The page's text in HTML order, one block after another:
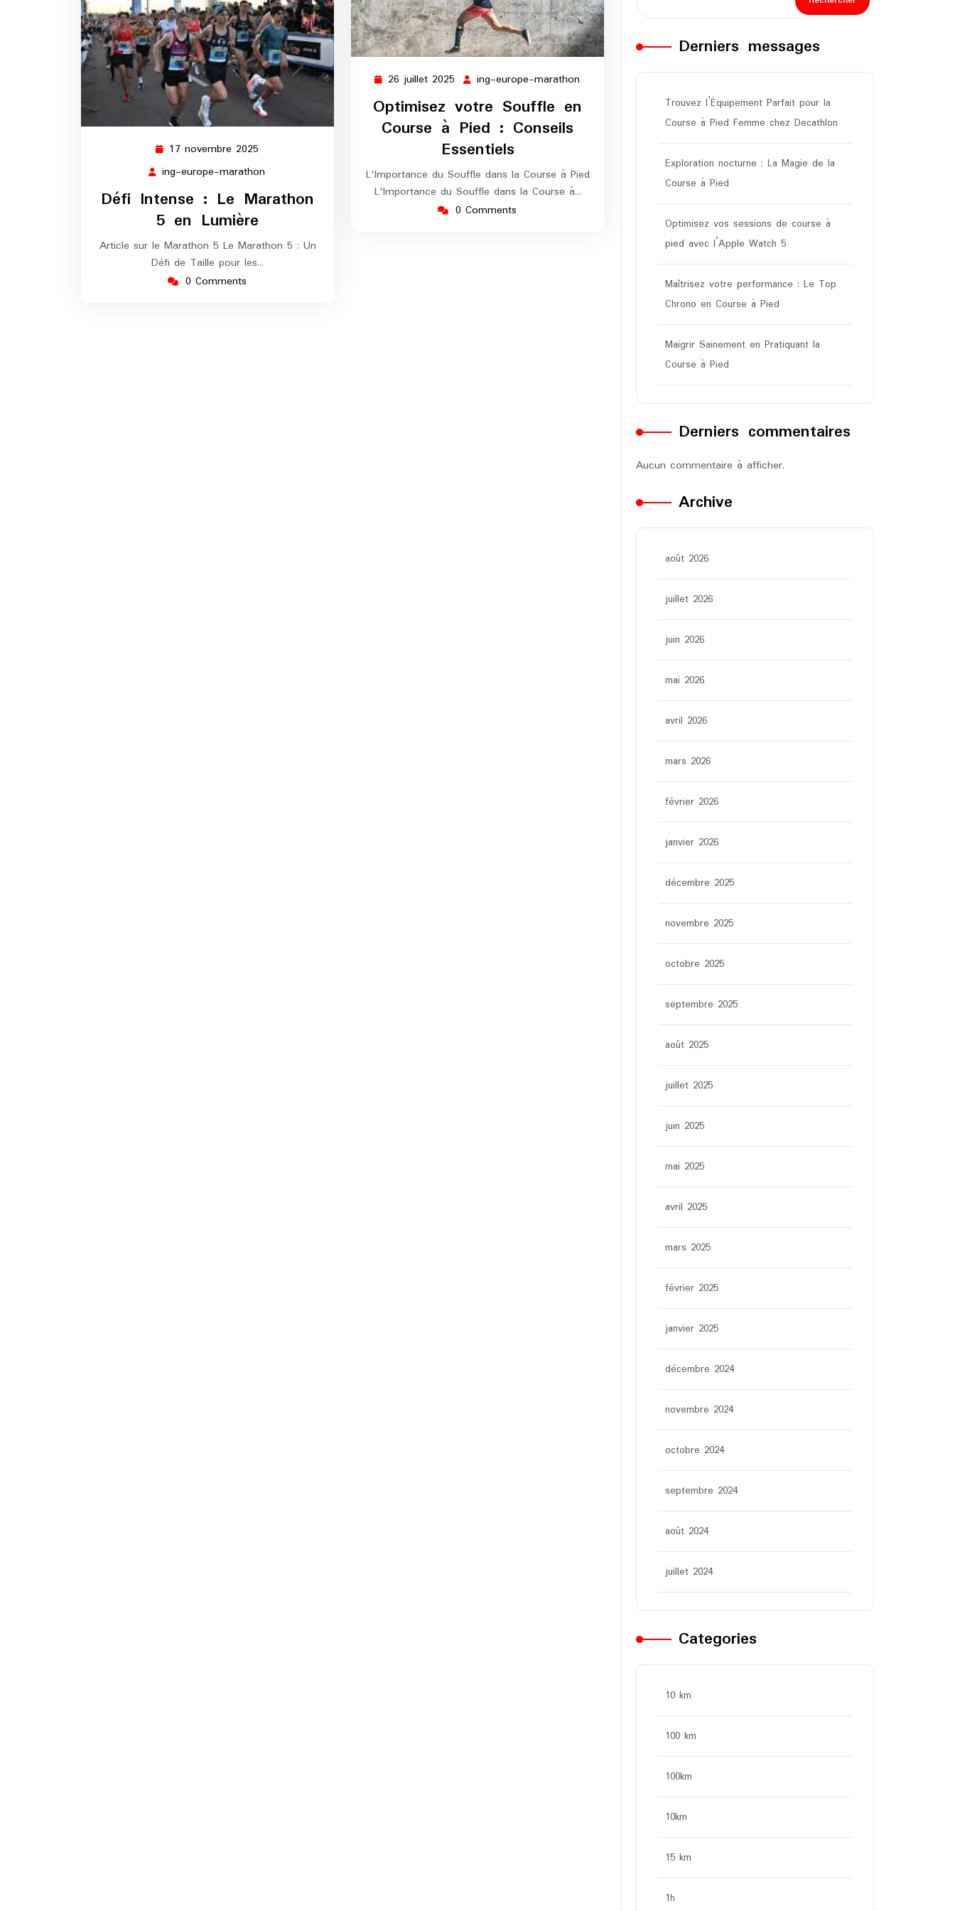
17 novembre 2025
novembre
ing-europe-marathon
europe-
marathon
Défi Intense : Le Marathon
5 en Lumière
Article sur le Marathon 5 Le Marathon 5 : Un
Défi de Taille pour les…
0 Comments
26 juillet 2025 26
juillet
2025
ing-europe-marathon
marathon
Optimisez votre Souffle en
Course à Pied : Conseils
Essentiels
L'Importance du Souffle dans la Course à Pied
L'Importance du Souffle dans la Course à…
0 Comments
Derniers messages
Trouvez l’Équipement Parfait pour la
Course à Pied Femme chez Decathlon
Exploration nocturne : La Magie de la
Course à Pied
Optimisez vos sessions de course à
pied avec l’Apple Watch 5
Maîtrisez votre performance : Le Top
Chrono en Course à Pied
Maigrir Sainement en Pratiquant la
Course à Pied
Derniers commentaires
Aucun commentaire à afficher.
Archive
août 2026
juillet 2026
juin 2026
mai 2026
avril 2026
mars 2026
février 2026
janvier 2026
décembre 2025
novembre 2025
octobre 2025
septembre 2025
août 2025
juillet 2025
juin 2025
mai 2025
avril 2025
mars 2025
février 2025
janvier 2025
décembre 2024
novembre 2024
octobre 2024
septembre 2024
août 2024
juillet 2024
Categories
10 km
100 km
100km
10km
15 km
1h